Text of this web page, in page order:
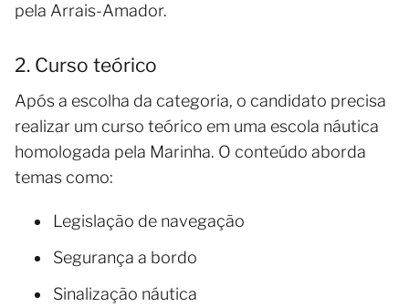
pela Arrais-Amador.
2. Curso teórico
Após a escolha da categoria, o candidato precisa
realizar um curso teórico em uma escola náutica
homologada pela Marinha. O conteúdo aborda
temas como:
Legislação de navegação
Segurança a bordo
Sinalização náutica